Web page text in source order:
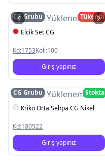
Resim Yüklenemedi
CG Grubu
Tükendi
Elcik Set CG
Kd:1753Koli:100
Giriş yapınız
Resim Yüklenemedi
CG Grubu
Stokta
Kriko Orta Sehpa CG Nikel
Kd:180522
Giriş yapınız